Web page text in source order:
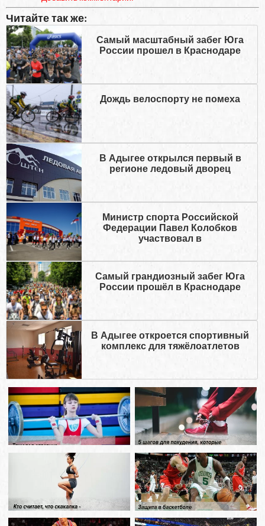
Читайте так же:
Самый масштабный забег Юга
России прошел в Краснодаре
Дождь велоспорту не помеха
В Адыгее открылся первый в
регионе ледовый дворец
Министр спорта Российской
Федерации Павел Колобков
участвовал в
Самый грандиозный забег Юга
России прошёл в Краснодаре
В Адыгее откроется спортивный
комплекс для тяжёлоатлетов